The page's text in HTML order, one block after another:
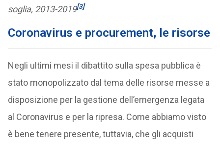
soglia, 2013-2019[3]
Coronavirus e procurement, le risorse
Negli ultimi mesi il dibattito sulla spesa pubblica è
stato monopolizzato dal tema delle risorse messe a
disposizione per la gestione dell’emergenza legata
al Coronavirus e per la ripresa. Come abbiamo visto
è bene tenere presente, tuttavia, che gli acquisti